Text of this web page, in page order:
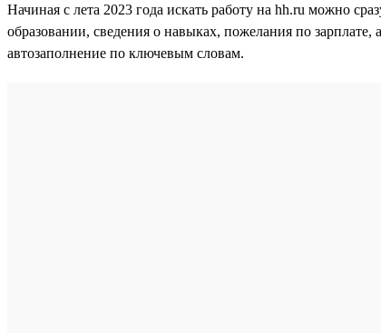
Начиная с лета 2023 года искать работу на hh.ru можно
образовании, сведения о навыках, пожелания по
автозаполнение по ключевым словам.